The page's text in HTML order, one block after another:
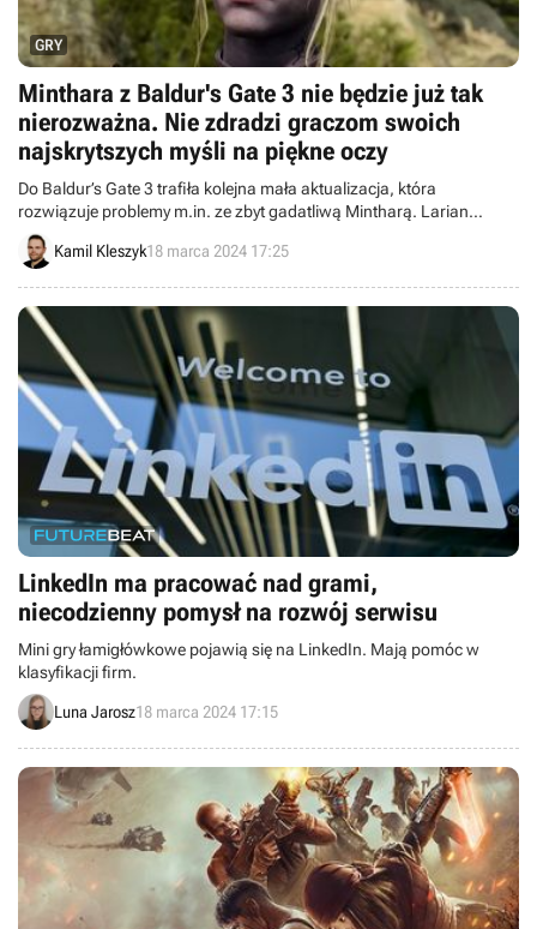
GRY
Minthara z Baldur's Gate 3 nie będzie już tak
nierozważna. Nie zdradzi graczom swoich
najskrytszych myśli na piękne oczy
Do Baldur’s Gate 3 trafiła kolejna mała aktualizacja, która
rozwiązuje problemy m.in. ze zbyt gadatliwą Mintharą. Larian
Studios ma również dobre wieści dla posiadaczy konsol Xbox Series
X/S. Kamil Kleszyk18 marca 2024 17:25
LinkedIn ma pracować nad grami,
niecodzienny pomysł na rozwój serwisu
Mini gry łamigłówkowe pojawią się na LinkedIn. Mają pomóc w
klasyfikacji firm.
Luna Jarosz18 marca 2024 17:15